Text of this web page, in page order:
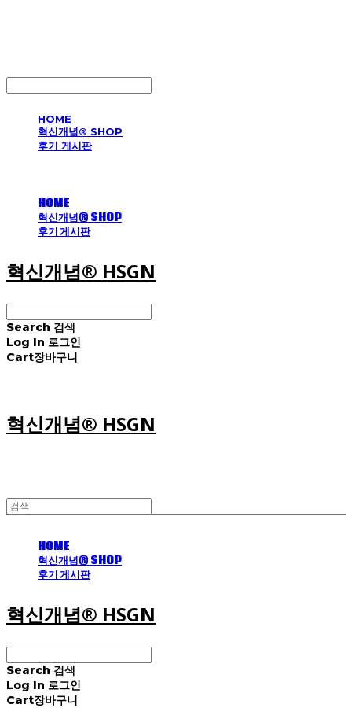
HOME
혁신개념® SHOP
후기 게시판
HOME
혁신개념® SHOP
후기 게시판
혁신개념® HSGN
Search 검색
Log In 로그인
Cart장바구니
혁신개념® HSGN
HOME
혁신개념® SHOP
후기 게시판
혁신개념® HSGN
Search 검색
Log In 로그인
Cart장바구니